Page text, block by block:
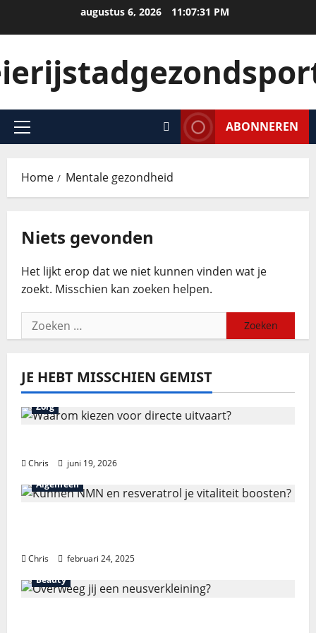
augustus 6, 2026 11:07:31 PM
ABONNEREN
Home Mentale gezondheid
Niets gevonden
Het lijkt erop dat we niet kunnen vinden wat je
zoekt. Misschien kan zoeken helpen.
JE HEBT MISSCHIEN GEMIST
Zorg
Chris
juni 19, 2026
Algemeen
Chris
februari 24, 2025
Beauty